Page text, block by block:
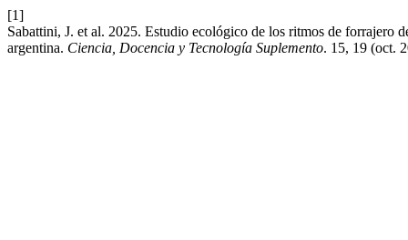
[1]
Sabattini, J. et al. 2025. Estudio ecológico de los ritmos de forrajero
argentina. Ciencia, Docencia y Tecnología Suplemento. 15, 19 (oct.